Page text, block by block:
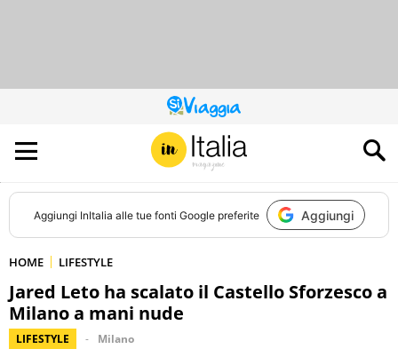
QUESTO
SITO
CONTRIBUISCE
ALL’AUDIENCE
DI
Aggiungi InItalia alle tue fonti Google preferite Aggiungi
HOME LIFESTYLE
Jared Leto ha scalato il Castello Sforzesco a
Milano a mani nude
LIFESTYLE Milano